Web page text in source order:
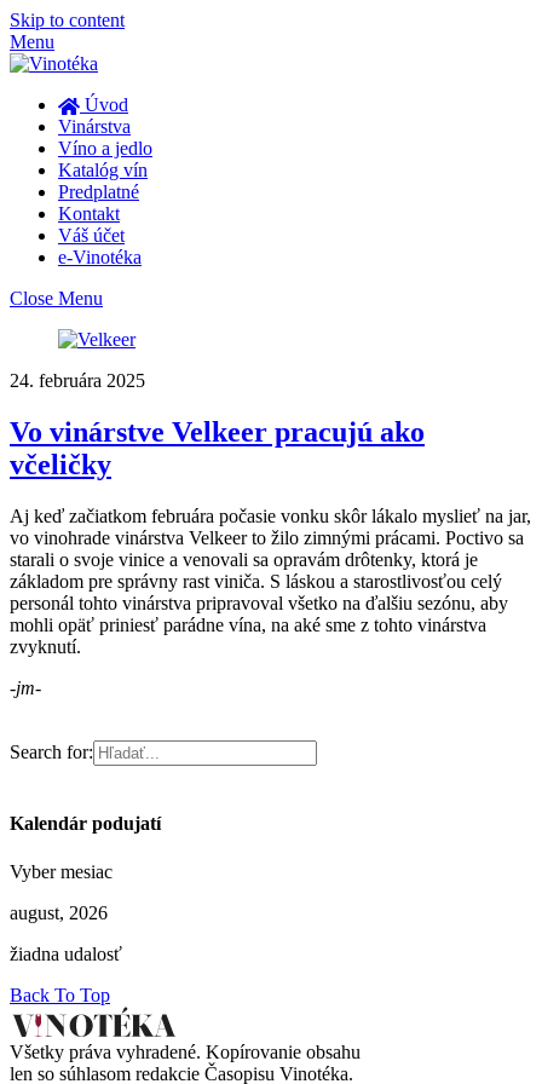
Skip to content
Menu
Úvod
Vinárstva
Víno a jedlo
Katalóg vín
Predplatné
Kontakt
Váš účet
e-Vinotéka
Close Menu
24. februára 2025
Vo vinárstve Velkeer pracujú ako
včeličky
Aj keď začiatkom februára počasie vonku skôr lákalo myslieť na jar,
vo vinohrade vinárstva Velkeer to žilo zimnými prácami. Poctivo sa
starali o svoje vinice a venovali sa opravám drôtenky, ktorá je
základom pre správny rast viniča. S láskou a starostlivosťou celý
personál tohto vinárstva pripravoval všetko na ďalšiu sezónu, aby
mohli opäť priniesť parádne vína, na aké sme z tohto vinárstva
zvyknutí.
-jm-
Search for:
Kalendár podujatí
Vyber mesiac
august, 2026
žiadna udalosť
Back To Top
Všetky práva vyhradené. Kopírovanie obsahu
len so súhlasom redakcie Časopisu Vinotéka.